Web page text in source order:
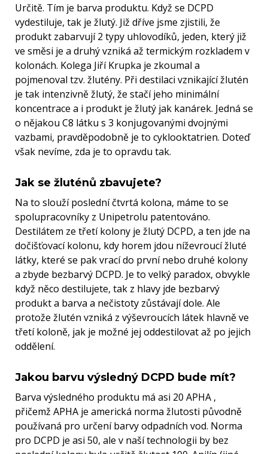
Určitě. Tím je barva produktu. Když se DCPD
vydestiluje, tak je žlutý. Již dříve jsme zjistili, že
produkt zabarvují 2 typy uhlovodíků, jeden, který již
ve směsi je a druhý vzniká až termickým rozkladem v
kolonách. Kolega Jiří Krupka je zkoumal a
pojmenoval tzv. žlutény. Při destilaci vznikající žlutén
je tak intenzivně žlutý, že stačí jeho minimální
koncentrace a i produkt je žlutý jak kanárek. Jedná se
o nějakou C8 látku s 3 konjugovanými dvojnými
vazbami, pravděpodobně je to cyklooktatrien. Doteď
však nevíme, zda je to opravdu tak.
Jak se žluténů zbavujete?
Na to slouží poslední čtvrtá kolona, máme to se
spolupracovníky z Unipetrolu patentováno.
Destilátem ze třetí kolony je žlutý DCPD, a ten jde na
dočišťovací kolonu, kdy horem jdou níževroucí žluté
látky, které se pak vrací do první nebo druhé kolony
a zbyde bezbarvý DCPD. Je to velký paradox, obvykle
když něco destilujete, tak z hlavy jde bezbarvý
produkt a barva a nečistoty zůstávají dole. Ale
protože žlutén vzniká z výševroucích látek hlavně ve
třetí koloně, jak je možné jej oddestilovat až po jejich
oddělení.
Jakou barvu výsledný DCPD bude mít?
Barva výsledného produktu má asi 20 APHA ,
přičemž APHA je americká norma žlutosti původně
používaná pro určení barvy odpadních vod. Norma
pro DCPD je asi 50, ale v naší technologii by bez